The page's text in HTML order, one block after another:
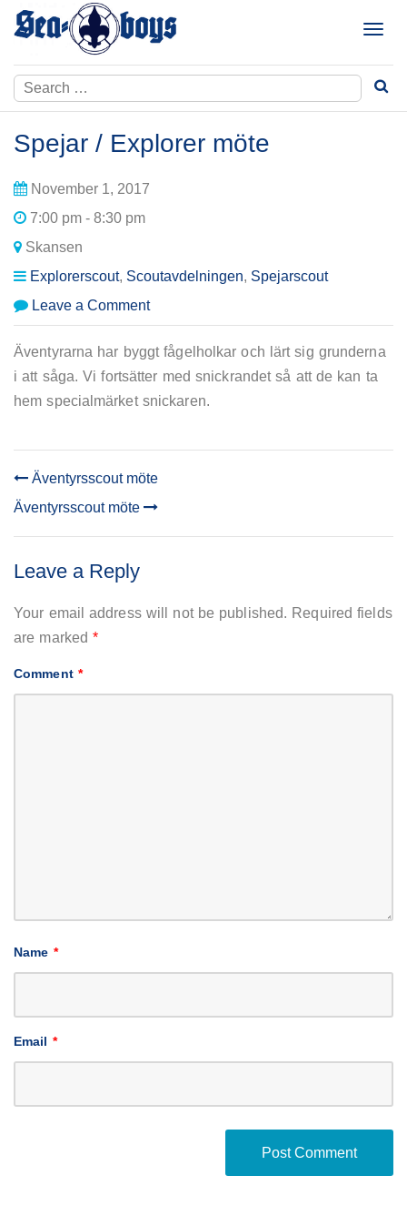
Skip
T
g
l
Search
for:
Spejar / Explorer möte
November 1, 2017
7:00 pm - 8:30 pm
Skansen
Explorerscout, Scoutavdelningen, Spejarscout
Leave a Commenton
Spejar
Explorer
möte
Äventyrarna har byggt fågelholkar och lärt sig grunderna
i att såga. Vi fortsätter med snickrandet så att de kan ta
hem specialmärket snickaren.
POST
NAVIGATION
Äventyrsscout möte
Äventyrsscout möte
Leave a Reply
Your email address will not be published. Required fields
are marked*
Comment *
Name *
Email *